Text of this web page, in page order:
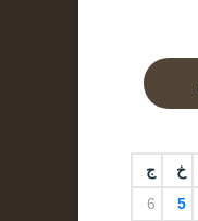
خ ج
5
6